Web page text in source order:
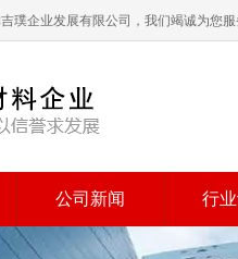
璞企业发展有限公司，我们竭诚为您服
公司新闻 行